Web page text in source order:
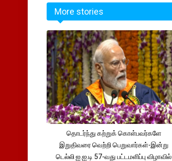
More stories
தொடர்ந்து கற்றுக் கொள்பவர்களே
இறுதிவரை வெற்றி பெறுவார்கள்-இன்று
டெல்லி ஐ.ஐ.டி 57-வது பட்டமளிப்பு விழாவில்